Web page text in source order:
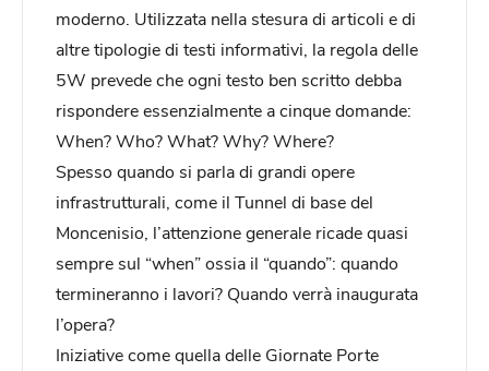
moderno. Utilizzata nella stesura di articoli e di
altre tipologie di testi informativi, la regola delle
5W prevede che ogni testo ben scritto debba
rispondere essenzialmente a cinque domande:
When? Who? What? Why? Where?
Spesso quando si parla di grandi opere
infrastrutturali, come il Tunnel di base del
Moncenisio, l’attenzione generale ricade quasi
sempre sul “when” ossia il “quando”: quando
termineranno i lavori? Quando verrà inaugurata
l’opera?
Iniziative come quella delle Giornate Porte